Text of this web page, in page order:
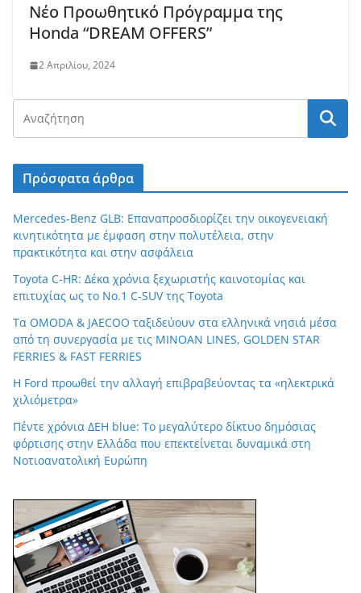
Νέο Προωθητικό Πρόγραμμα της
Honda “DREAM OFFERS”
2 Απριλίου, 2024
Πρόσφατα άρθρα
Mercedes-Benz GLB: Επαναπροσδιορίζει την οικογενειακή
κινητικότητα με έμφαση στην πολυτέλεια, στην
πρακτικότητα και στην ασφάλεια
Toyota C-HR: Δέκα χρόνια ξεχωριστής καινοτομίας και
επιτυχίας ως το Νο.1 C-SUV της Toyota
Τα OMODA & JAECOO ταξιδεύουν στα ελληνικά νησιά μέσα
από τη συνεργασία με τις MINOAN LINES, GOLDEN STAR
FERRIES & FAST FERRIES
Η Ford προωθεί την αλλαγή επιβραβεύοντας τα «ηλεκτρικά
χιλιόμετρα»
Πέντε χρόνια ΔΕΗ blue: Το μεγαλύτερο δίκτυο δημόσιας
φόρτισης στην Ελλάδα που επεκτείνεται δυναμικά στη
Νοτιοανατολική Ευρώπη